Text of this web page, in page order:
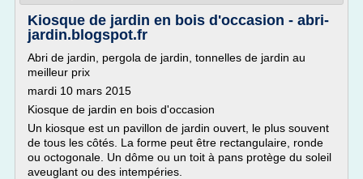
Kiosque de jardin en bois d'occasion - abri-
jardin.blogspot.fr
Abri de jardin, pergola de jardin, tonnelles de jardin au
meilleur prix
mardi 10 mars 2015
Kiosque de jardin en bois d'occasion
Un kiosque est un pavillon de jardin ouvert, le plus souvent
de tous les côtés. La forme peut être rectangulaire, ronde
ou octogonale. Un dôme ou un toit à pans protège du soleil
aveuglant ou des intempéries.